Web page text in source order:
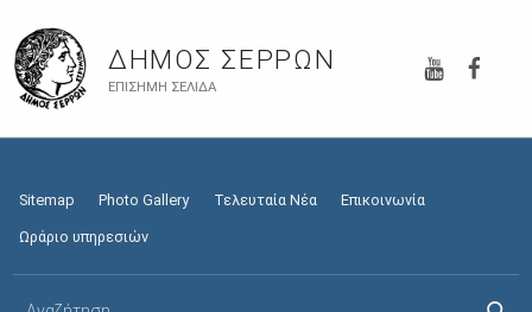
ΔΉΜΟΣ ΣΕΡΡΏΝ
ΕΠΊΣΗΜΗ ΣΕΛΊΔΑ
Sitemap Photo Gallery Τελευταία Νέα Επικοινωνία
Ωράριο υπηρεσιών